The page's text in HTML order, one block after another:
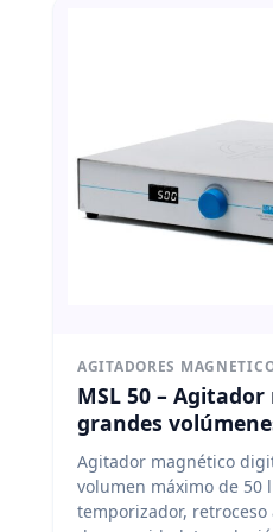
AGITADORES
MSL 50 –
grandes
Agitador magnético
volumen máximo de 50
temporizador,